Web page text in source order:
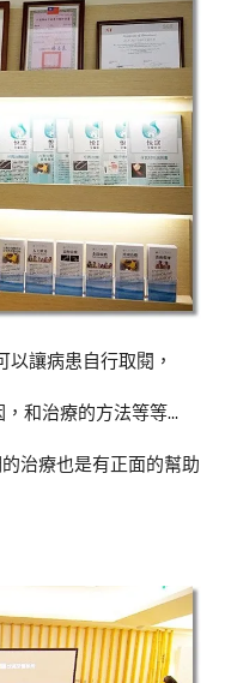
讓病患自行取閱，
和治療的方法等等…
治療也是有正面的幫助